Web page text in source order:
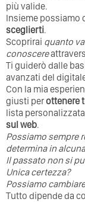
più valide.
Insieme possiamo
sceglierti.
Scoprirai quanto
conoscere
Ti guiderò dalle
avanzati del
Con la mia
giusti perottenere
lista
sul web.
Possiamo sempre
determina in
⁣Il passato non si
Unica certezza?
Possiamo
Tutto dipende da